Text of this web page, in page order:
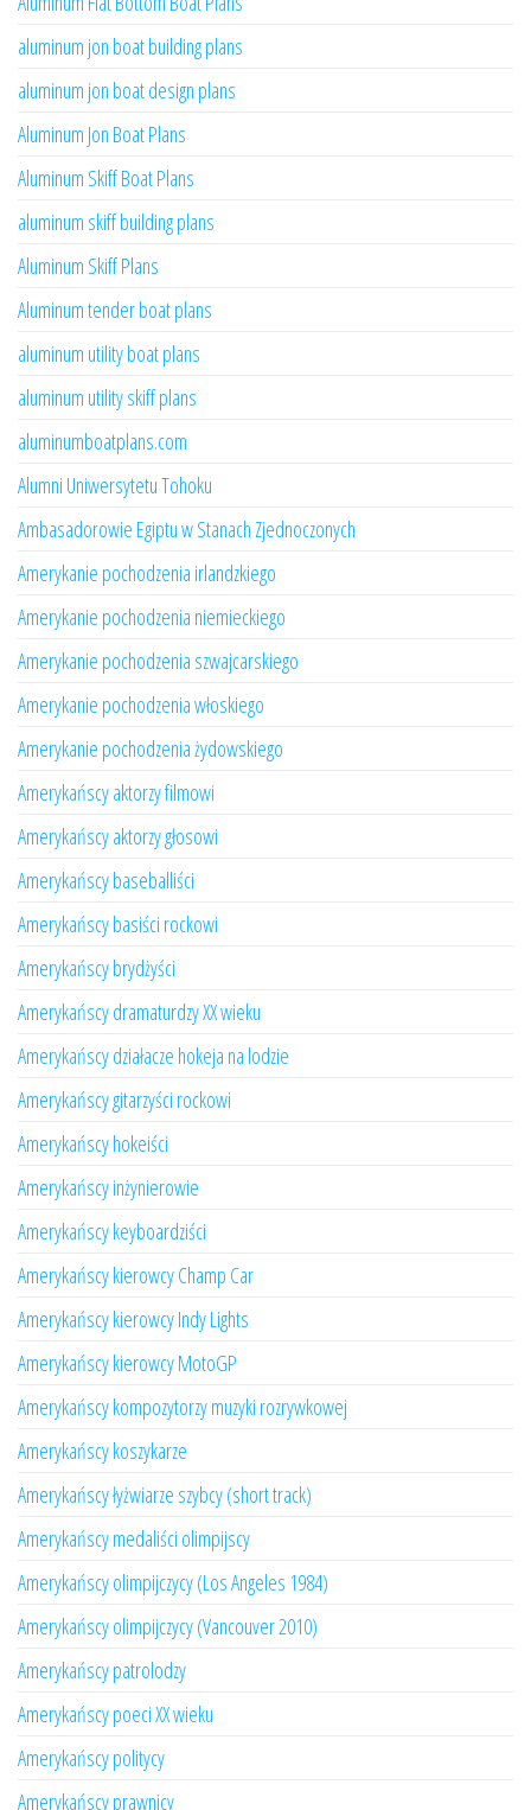
aluminum jon boat building plans
aluminum jon boat design plans
Aluminum Jon Boat Plans
Aluminum Skiff Boat Plans
aluminum skiff building plans
Aluminum Skiff Plans
Aluminum tender boat plans
aluminum utility boat plans
aluminum utility skiff plans
aluminumboatplans.com
Alumni Uniwersytetu Tohoku
Ambasadorowie Egiptu w Stanach Zjednoczonych
Amerykanie pochodzenia irlandzkiego
Amerykanie pochodzenia niemieckiego
Amerykanie pochodzenia szwajcarskiego
Amerykanie pochodzenia włoskiego
Amerykanie pochodzenia żydowskiego
Amerykańscy aktorzy filmowi
Amerykańscy aktorzy głosowi
Amerykańscy baseballiści
Amerykańscy basiści rockowi
Amerykańscy brydżyści
Amerykańscy dramaturdzy XX wieku
Amerykańscy działacze hokeja na lodzie
Amerykańscy gitarzyści rockowi
Amerykańscy hokeiści
Amerykańscy inżynierowie
Amerykańscy keyboardziści
Amerykańscy kierowcy Champ Car
Amerykańscy kierowcy Indy Lights
Amerykańscy kierowcy MotoGP
Amerykańscy kompozytorzy muzyki rozrywkowej
Amerykańscy koszykarze
Amerykańscy łyżwiarze szybcy (short track)
Amerykańscy medaliści olimpijscy
Amerykańscy olimpijczycy (Los Angeles 1984)
Amerykańscy olimpijczycy (Vancouver 2010)
Amerykańscy patrolodzy
Amerykańscy poeci XX wieku
Amerykańscy politycy
Amerykańscy prawnicy